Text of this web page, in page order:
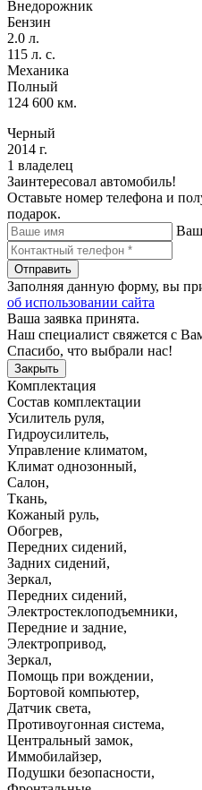
Внедорожник
Бензин
2.0 л.
115 л. с.
Механика
Полный
124 600 км.
Черный
2014 г.
1 владелец
Заинтересовал автомобиль!
Оставьте номер телефона и
подарок.
Отправить
Заполняя данную форму, вы
об использовании сайта
Ваша заявка принята.
Наш специалист свяжется с
Спасибо, что выбрали нас!
Закрыть
Комплектация
Состав комплектации
Усилитель руля,
Гидроусилитель,
Управление климатом,
Климат однозонный,
Салон,
Ткань,
Кожаный руль,
Обогрев,
Передних сидений,
Задних сидений,
Зеркал,
Передних сидений,
Электростеклоподъемники,
Передние и задние,
Электропривод,
Зеркал,
Помощь при вождении,
Бортовой компьютер,
Датчик света,
Противоугонная система,
Центральный замок,
Иммобилайзер,
Подушки безопасности,